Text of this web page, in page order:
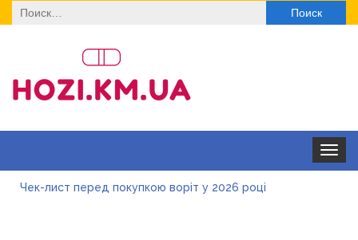
Найти:
Toggle
Чек-лист перед покупкою воріт у 2026 році